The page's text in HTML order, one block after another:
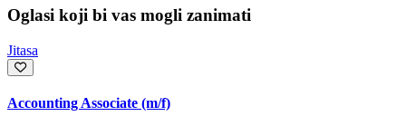
Oglasi koji bi vas mogli zanimati
Jitasa
Accounting Associate (m/f)